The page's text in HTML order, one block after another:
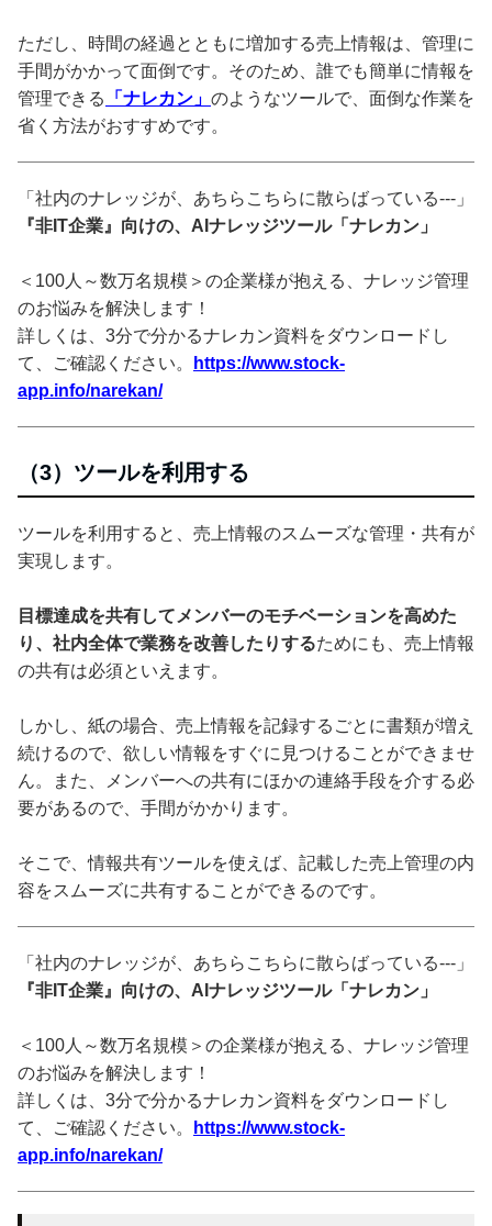
ただし、時間の経過とともに増加する売上情報は、管理に
手間がかかって面倒です。そのため、誰でも簡単に情報を
管理できる
「ナレカン」 のようなツールで、面倒な作業を
省く方法がおすすめです。
「社内のナレッジが、あちらこちらに散らばっている---」
『非IT企業』向けの、AIナレッジツール「ナレカン」
＜100人～数万名規模＞の企業様が抱える、ナレッジ管理
のお悩みを解決します！
詳しくは、3分で分かるナレカン資料をダウンロードし
て、ご確認ください。
https://www.stock-
app.info/narekan/
（3）ツールを利用する
ツールを利用すると、売上情報のスムーズな管理・共有が
実現します。
目標達成を共有してメンバーのモチベーションを高めた
り、社内全体で業務を改善したりするためにも、売上情報
の共有は必須といえます。
しかし、紙の場合、売上情報を記録するごとに書類が増え
続けるので、欲しい情報をすぐに見つけることができませ
ん。また、メンバーへの共有にほかの連絡手段を介する必
要があるので、手間がかかります。
そこで、情報共有ツールを使えば、記載した売上管理の内
容をスムーズに共有することができるのです。
「社内のナレッジが、あちらこちらに散らばっている---」
『非IT企業』向けの、AIナレッジツール「ナレカン」
＜100人～数万名規模＞の企業様が抱える、ナレッジ管理
のお悩みを解決します！
詳しくは、3分で分かるナレカン資料をダウンロードし
て、ご確認ください。
https://www.stock-
app.info/narekan/